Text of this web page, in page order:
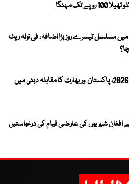
مسلسل تیسرے روز بڑا اضافہ ، فی تولہ ریٹ
ویمنز ایشیا کپ 2026، پاکستان اور بھارت کا مقابلہ دبئی میں
افغان شہریوں کی عارضی قیام کی درخواستیں